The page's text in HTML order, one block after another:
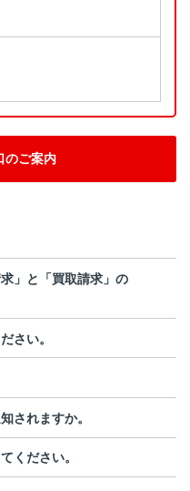
のご案内
」と「買取請求」の
さい。
されますか。
ください。